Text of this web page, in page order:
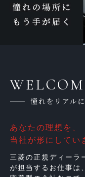
憧れをリアル
あなたの理想を、
当社が形にしてい
三菱の正規ディーラ
が担当するお仕事は